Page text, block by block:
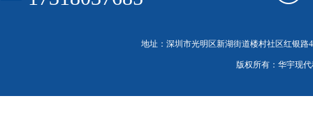
地址：深圳市光明区新湖街道楼村社区红银
版权所有：华宇现